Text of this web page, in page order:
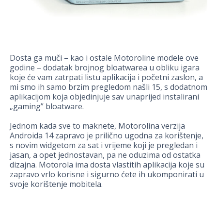
Dosta ga muči – kao i ostale Motoroline modele ove
godine – dodatak brojnog bloatwarea u obliku igara
koje će vam zatrpati listu aplikacija i početni zaslon, a
mi smo ih samo brzim pregledom našli 15, s dodatnom
aplikacijom koja objedinjuje sav unaprijed instalirani
„gaming” bloatware.
Jednom kada sve to maknete, Motorolina verzija
Androida 14 zapravo je prilično ugodna za korištenje,
s novim widgetom za sat i vrijeme koji je pregledan i
jasan, a opet jednostavan, pa ne oduzima od ostatka
dizajna. Motorola ima dosta vlastitih aplikacija koje su
zapravo vrlo korisne i sigurno ćete ih ukomponirati u
svoje korištenje mobitela.